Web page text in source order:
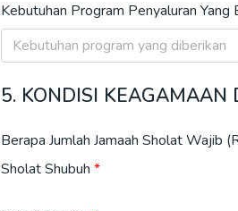
Kebutuhan Program Penyaluran Yang
5. KONDISI KEAGAMAAN
Berapa Jumlah Jamaah Sholat Wajib
Sholat Shubuh